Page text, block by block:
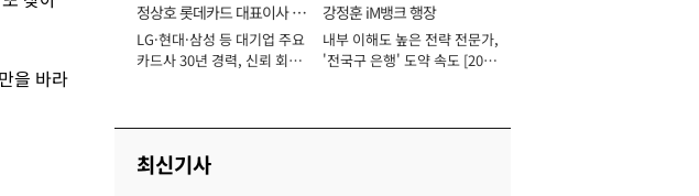
을 바라
정상호 롯데카드 대표이사 사
장
LG·현대·삼성 등 대기업 주요
카드사 30년 경력, 신뢰 회복
강정훈 iM뱅크 행장
내부 이해도 높은 전략 전문가,
'전국구 은행' 도약 속도 [2026
최신기사